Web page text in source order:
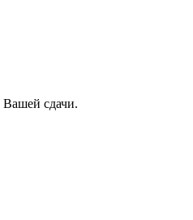
сдачи.